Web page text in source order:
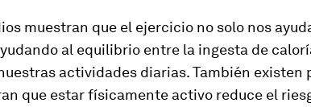
muestran que el ejercicio no solo nos
al equilibrio entre la ingesta de
actividades diarias. También existen
que estar físicamente activo reduce el